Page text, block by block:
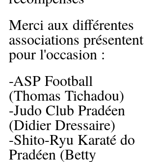
Merci aux différentes
associations présentent
pour l'occasion :
-ASP Football
(Thomas Tichadou)
-Judo Club Pradéen
(Didier Dressaire)
-Shito-Ryu Karaté do
Pradéen (Betty